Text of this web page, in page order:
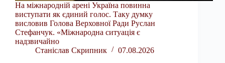
На міжнародній арені Україна повинна
виступати як єдиний голос. Таку думку
висловив Голова Верховної Ради Руслан
Стефанчук. «Міжнародна ситуація є
надзвичайно
Станіслав Скрипник
07.08.2026